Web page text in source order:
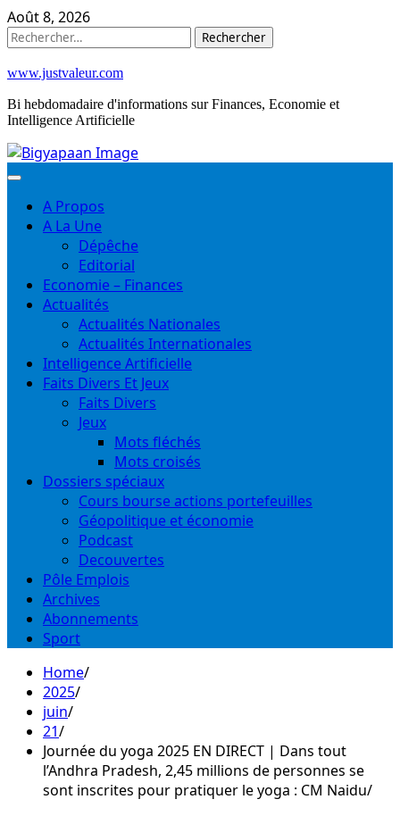
Skip
to
Août 8, 2026
Rechercher :
www.justvaleur.com
Bi hebdomadaire d'informations sur Finances, Economie et
Intelligence Artificielle
A Propos
A La Une
Dépêche
Editorial
Economie – Finances
Actualités
Actualités Nationales
Actualités Internationales
Intelligence Artificielle
Faits Divers Et Jeux
Faits Divers
Jeux
Mots fléchés
Mots croisés
Dossiers spéciaux
Cours bourse actions portefeuilles
Géopolitique et économie
Podcast
Decouvertes
Pôle Emplois
Archives
Abonnements
Sport
Home
2025
juin
21
Journée du yoga 2025 EN DIRECT | Dans tout
l’Andhra Pradesh, 2,45 millions de personnes se
sont inscrites pour pratiquer le yoga : CM Naidu